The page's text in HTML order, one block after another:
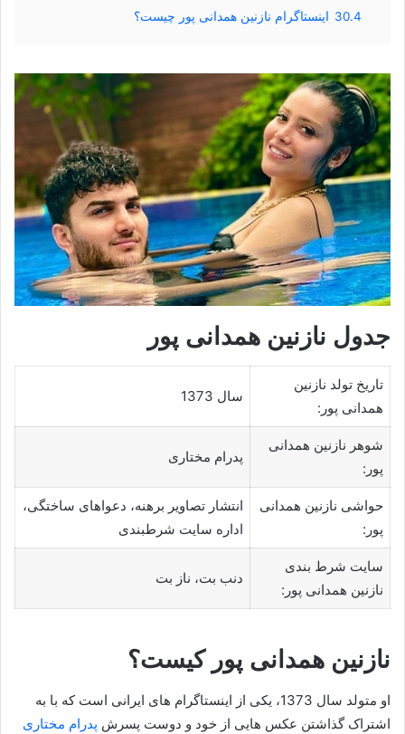
30.4 اینستاگرام نازنین همدانی پور چیست؟
جدول نازنین همدانی پور
تاریخ تولد نازنین
همدانی پور:
سال 1373
شوهر نازنین همدانی
پور:
پدرام مختاری
حواشی نازنین همدانی
پور:
انتشار تصاویر برهنه، دعواهای ساختگی،
اداره سایت شرطبندی
سایت شرط بندی
نازنین همدانی پور:
دنب بت، ناز بت
نازنین همدانی پور کیست؟
او متولد سال 1373، یکی از اینستاگرام های ایرانی است که با به
اشتراک گذاشتن عکس هایی از خود و دوست پسرش پدرام مختاری